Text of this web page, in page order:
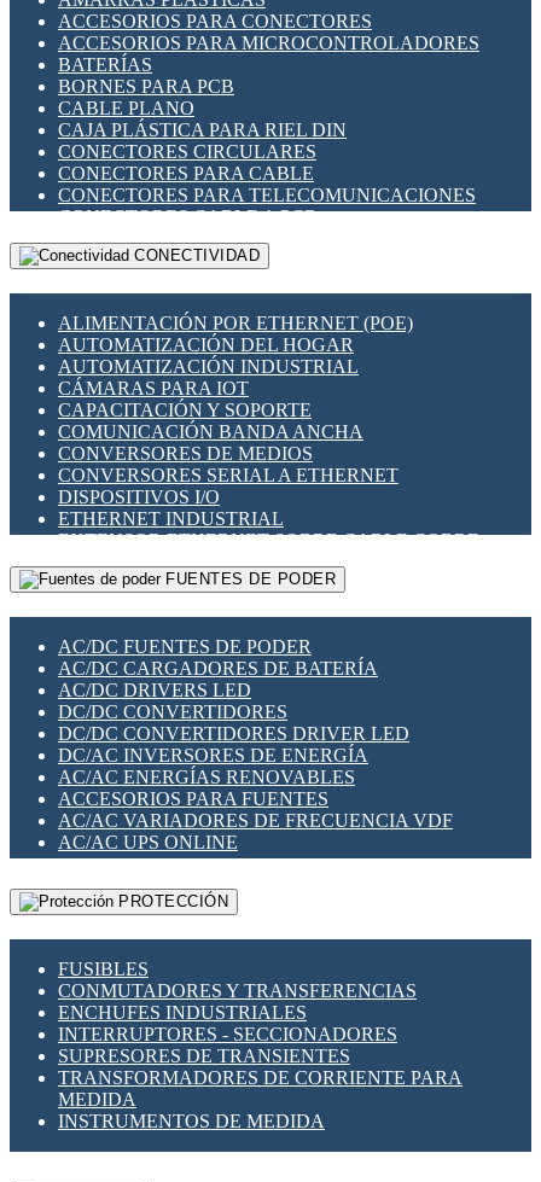
INDICADORES PARA PANEL
INTERFACES DE RELÉ
INTERRUPTORES FIN DE CARRERA
LLAVES CONMUTADORAS
MEDIDORES DE ENERGÍA Y TC'S DE CORRIENTE
MOTORES PASO A PASO
PANTALLAS HMI
PLC -CONTROLADORES LÓGICO PROGRAMABLES
PROGRAMADORES DE HORARIO
RELÉS DE PROTECCIÓN
SENSORES CAPACITIVOS
SENSORES INDUCTIVOS
TEMPORIZADORES
VARIACS
VARIADORES DE FRECUENCIA [VDF]
SECCIONADORES - INTERRUPTORES
MAQUINARIA
ACCESORIOS PARA CONECTORES
ACCESORIOS PARA MICROCONTROLADORES
BATERÍAS
BORNES PARA PCB
CABLE PLANO
CAJA PLÁSTICA PARA RIEL DIN
CONECTORES CIRCULARES
CONECTORES PARA CABLE
CONECTORES PARA TELECOMUNICACIONES
CONECTORES CABLE A PCB
CONECTORES PCB A CABLE
DIP SWITCHES
HERRAMIENTAS VARIAS
ILUMINACIÓN LED
INTERRUPTORES REED
INTERFACES DE RELÉ
OTROS RELÉS
PROTECCIÓN TÉRMICA
RELÉS AUTOMOTRICES
RELÉS DE SEÑAL
RELÉS DE ESTADO SÓLIDO SSR
RELÉS INDUSTRIALES
RELÉS MINIATURA DE POTENCIA
SENSORES MAGNÉTICOS
SWITCH Y MICROSWITCH
TARJETAS PI
UNIÓN Y DERIVACIÓN DE CABLE
CONECTIVIDAD
ALIMENTACIÓN POR ETHERNET (POE)
AUTOMATIZACIÓN DEL HOGAR
AUTOMATIZACIÓN INDUSTRIAL
CÁMARAS PARA IOT
CAPACITACIÓN Y SOPORTE
COMUNICACIÓN BANDA ANCHA
CONVERSORES DE MEDIOS
CONVERSORES SERIAL A ETHERNET
DISPOSITIVOS I/O
ETHERNET INDUSTRIAL
EXTENSOR ETHERNET SOBRE CABLE COBRE
GATEWAY LORAWAN
GESTIÓN DE REDES
PLACAS MODULARES IOT
SWITCHES Y REDES WIFI
SOLUCIONES IOT
SOLUCIONES LORAWAN
SOLUCIONES RED CELULAR
SEGURIDAD PARA REDES
SWITCHES LAN
TELEFONÍA IP (VOIP)
VIGILANCIA IP (CCTV)
MESHTASTIC
FUENTES DE PODER
AC/DC FUENTES DE PODER
AC/DC CARGADORES DE BATERÍA
AC/DC DRIVERS LED
DC/DC CONVERTIDORES
DC/DC CONVERTIDORES DRIVER LED
DC/AC INVERSORES DE ENERGÍA
AC/AC ENERGÍAS RENOVABLES
ACCESORIOS PARA FUENTES
AC/AC VARIADORES DE FRECUENCIA VDF
AC/AC UPS ONLINE
PROTECCIÓN
FUSIBLES
CONMUTADORES Y TRANSFERENCIAS
ENCHUFES INDUSTRIALES
INTERRUPTORES - SECCIONADORES
SUPRESORES DE TRANSIENTES
TRANSFORMADORES DE CORRIENTE PARA
MEDIDA
INSTRUMENTOS DE MEDIDA